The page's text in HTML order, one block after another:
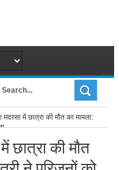
मदरसा में छात्रा की मौत का मामला:
छात्रा की मौत